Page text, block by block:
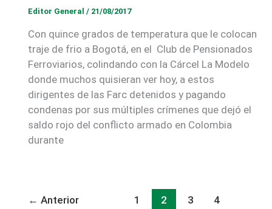
Editor General / 21/08/2017
Con quince grados de temperatura que le colocan
traje de frio a Bogotá, en el Club de Pensionados
Ferroviarios, colindando con la Cárcel La Modelo
donde muchos quisieran ver hoy, a estos
dirigentes de las Farc detenidos y pagando
condenas por sus múltiples crímenes que dejó el
saldo rojo del conflicto armado en Colombia
durante
← Anterior 1 2 3 4